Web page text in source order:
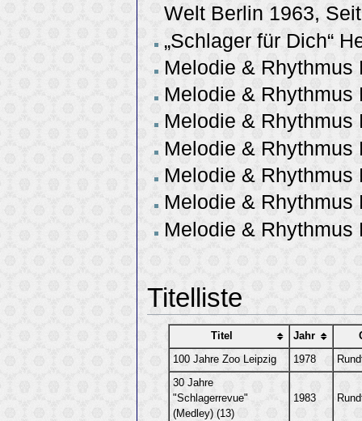
Welt Berlin 1963,
„Schlager für Dich“
Melodie & Rhythmus
Melodie & Rhythmus
Melodie & Rhythmus
Melodie & Rhythmus
Melodie & Rhythmus
Melodie & Rhythmus
Melodie & Rhythmus
Titelliste
Titel Jahr
100 Jahre Zoo Leipzig 1978
30 Jahre
"Schlagerrevue"
(Medley) (13)
1983